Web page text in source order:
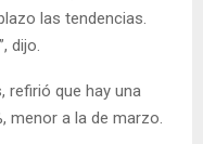
las tendencias.
dijo.
refirió que hay una
menor a la de marzo.